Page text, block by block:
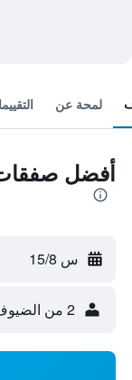
لمحة عن
أفضل صفقات
س 15/8
2 من الضيوف، غرفة واحدة